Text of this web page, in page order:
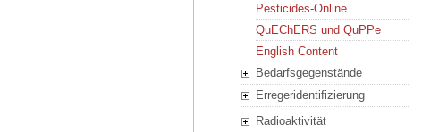
Pesticides-Online
QuEChERS und QuPPe
English Content
Bedarfsgegenstände
Erregeridentifizierung
Radioaktivität